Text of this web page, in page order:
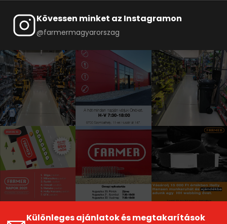
Kövessen minket az Instagramon
@farmermagyarorszag
Különleges ajánlatok és megtakarítások